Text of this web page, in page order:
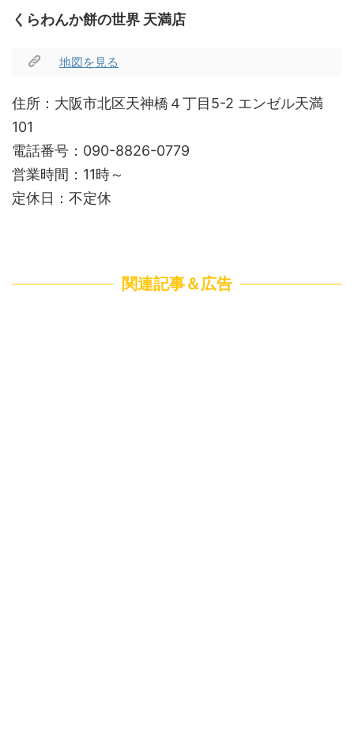
くらわんか餅の世界 天満店
地図を見る
住所：大阪市北区天神橋４丁目5-2 エンゼル天満
101
電話番号：090-8826-0779
営業時間：11時～
定休日：不定休
関連記事＆広告